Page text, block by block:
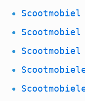
Scootmobiel
Scootmobiel